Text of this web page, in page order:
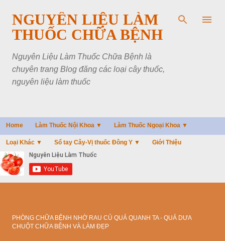
Chuyển đến nội dung chính
NGUYÊN LIỆU LÀM
THUỐC CHỮA BỆNH
Nguyên Liệu Làm Thuốc Chữa Bệnh là
chuyên trang Blog đăng các loại cây thuốc,
nguyên liệu làm thuốc
Home Làm Thuốc Nội Khoa ▼ Làm Thuốc Ngoại Khoa ▼
Loại Khác ▼ Sổ tay Cây-Vị thuốc Đông Y ▼ Giới Thiệu
PHÒNG CHỮA BỆNH NHỜ RAU CỦ QUẢ QUANH TA - QUẢ DƯA
CHUỘT CHỮA BỆNH VÀ LÀM ĐẸP